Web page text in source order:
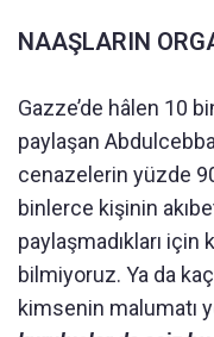
NAAŞLARIN
Gazze’de hâlen 10
paylaşan
cenazelerin yüzde
binlerce kişinin
paylaşmadıkları
bilmiyoruz. Ya da
kimsenin malumatı